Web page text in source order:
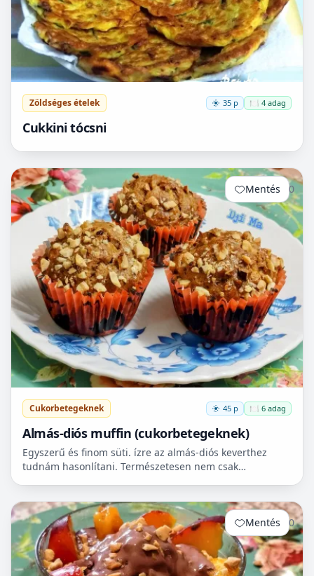
Zöldséges ételek 35 p 🍽️ 4 adag
Cukkini tócsni
Mentés 0
Cukorbetegeknek 45 p 🍽️ 6 adag
Almás-diós muffin (cukorbetegeknek)
Egyszerű és finom süti. ízre az almás-diós keverthez
tudnám hasonlítani. Természetesen nem csak
Mentés 0